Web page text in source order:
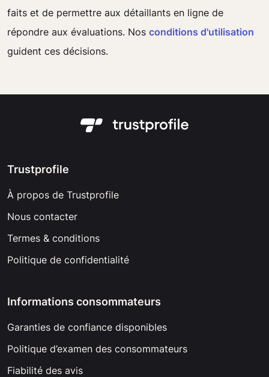
faits et de permettre aux détaillants en ligne de
répondre aux évaluations. Nos conditions d'utilisation
guident ces décisions.
Trustprofile
À propos de Trustprofile
Nous contacter
Termes & conditions
Politique de confidentialité
Informations consommateurs
Garanties de confiance disponibles
Politique d’examen des consommateurs
Fiabilité des avis